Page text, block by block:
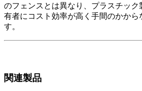
のフェンスとは異なり、プラスチッ
有者にコスト効率が高く手間のかから
す。
関連製品